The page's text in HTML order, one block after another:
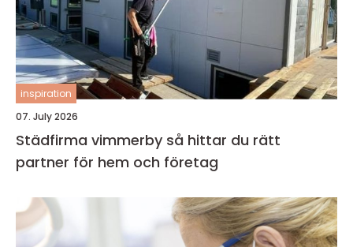
inspiration
07. July 2026
Städfirma vimmerby så hittar du rätt
partner för hem och företag